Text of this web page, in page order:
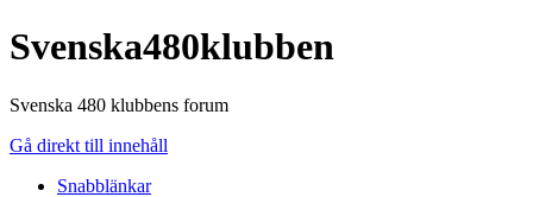
Svenska480klubben
Svenska 480 klubbens forum
Gå direkt till innehåll
Snabblänkar